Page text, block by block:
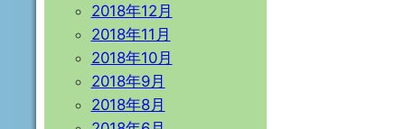
2018年12月
2018年11月
2018年10月
2018年9月
2018年8月